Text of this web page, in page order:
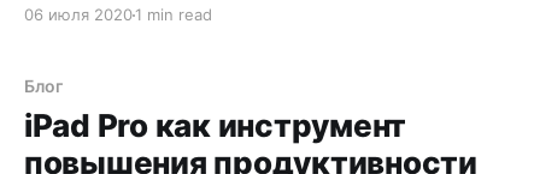
06 июля 20201 min read
Блог
iPad Pro как инструмент
повышения продуктивности